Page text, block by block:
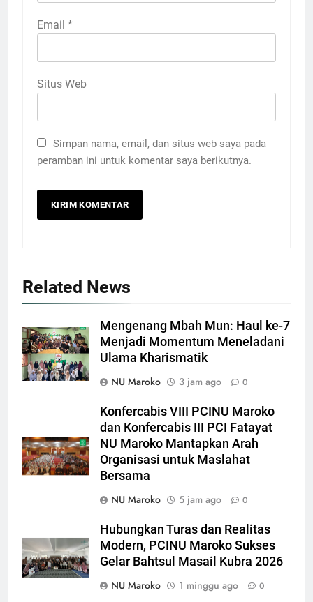
Email *
Situs Web
Simpan nama, email, dan situs web saya pada
peramban ini untuk komentar saya berikutnya.
Related News
Mengenang Mbah Mun: Haul ke-7
Menjadi Momentum Meneladani
Ulama Kharismatik
NU Maroko
3 jam ago 0
Konfercabis VIII PCINU Maroko
dan Konfercabis III PCI Fatayat
NU Maroko Mantapkan Arah
Organisasi untuk Maslahat
Bersama
NU Maroko
5 jam ago 0
Hubungkan Turas dan Realitas
Modern, PCINU Maroko Sukses
Gelar Bahtsul Masail Kubra 2026
NU Maroko
1 minggu ago 0